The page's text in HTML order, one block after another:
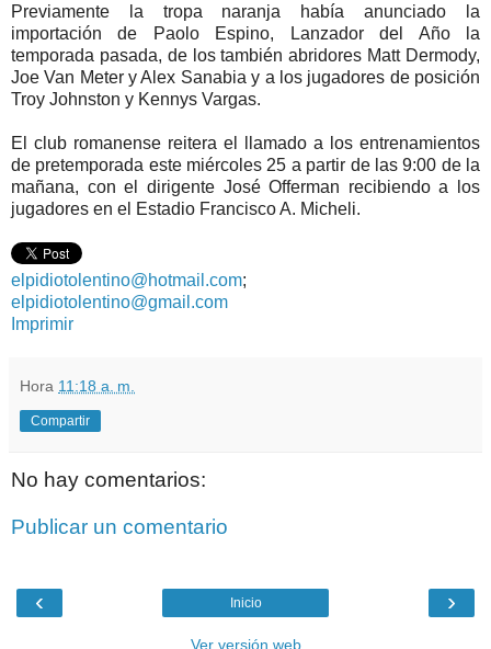
Previamente la tropa naranja había anunciado la
importación de Paolo Espino, Lanzador del Año la
temporada pasada, de los también abridores Matt Dermody,
Joe Van Meter y Alex Sanabia y a los jugadores de posición
Troy Johnston y Kennys Vargas.
El club romanense reitera el llamado a los entrenamientos
de pretemporada este miércoles 25 a partir de las 9:00 de la
mañana, con el dirigente José Offerman recibiendo a los
jugadores en el Estadio Francisco A. Micheli.
elpidiotolentino@hotmail.com;
elpidiotolentino@gmail.com
Imprimir
Hora 11:18 a. m.
Compartir
No hay comentarios:
Publicar un comentario
‹ ›
Inicio
Ver versión web